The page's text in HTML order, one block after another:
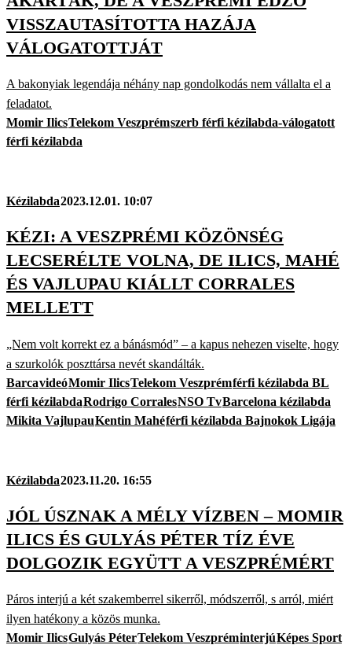
VISSZAUTASÍTOTTA HAZÁJA
VÁLOGATOTTJÁT
A bakonyiak legendája néhány nap gondolkodás nem vállalta el a
feladatot.
Momir IlicsTelekom Veszprémszerb férfi kézilabda-válogatott
férfi kézilabda
Kézilabda2023.12.01. 10:07
KÉZI: A VESZPRÉMI KÖZÖNSÉG
LECSERÉLTE VOLNA, DE ILICS, MAHÉ
ÉS VAJLUPAU KIÁLLT CORRALES
MELLETT
„Nem volt korrekt ez a bánásmód” – a kapus nehezen viselte, hogy
a szurkolók poszttársa nevét skandálták.
BarcavideóMomir IlicsTelekom Veszprémférfi kézilabda BL
férfi kézilabdaRodrigo CorralesNSO TvBarcelona kézilabda
Mikita VajlupauKentin Mahéférfi kézilabda Bajnokok Ligája
Kézilabda2023.11.20. 16:55
JÓL ÚSZNAK A MÉLY VÍZBEN – MOMIR
ILICS ÉS GULYÁS PÉTER TÍZ ÉVE
DOLGOZIK EGYÜTT A VESZPRÉMÉRT
Páros interjú a két szakemberrel sikerről, módszerről, s arról, miért
ilyen hatékony a közös munka.
Momir IlicsGulyás PéterTelekom VeszpréminterjúKépes Sport